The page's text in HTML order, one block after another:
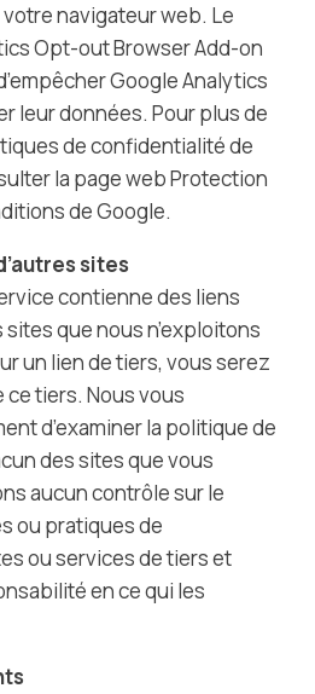
navigateur web. Le
Opt-out Browser Add-on
Google Analytics
leur données. Pour plus de
de confidentialité de
la page web Protection
de Google.
sites
contienne des liens
que nous n’exploitons
un lien de tiers, vous serez
tiers. Nous vous
d’examiner la politique de
des sites que vous
aucun contrôle sur le
ou pratiques de
ou services de tiers et
en ce qui les